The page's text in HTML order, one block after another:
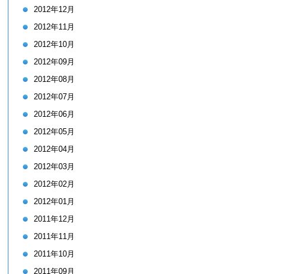
2012年12月
2012年11月
2012年10月
2012年09月
2012年08月
2012年07月
2012年06月
2012年05月
2012年04月
2012年03月
2012年02月
2012年01月
2011年12月
2011年11月
2011年10月
2011年09月